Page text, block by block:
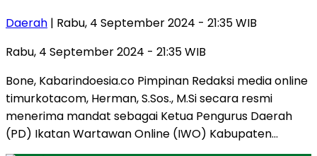
Daerah | Rabu, 4 September 2024 - 21:35 WIB
Rabu, 4 September 2024 - 21:35 WIB
Bone, Kabarindoesia.co Pimpinan Redaksi media online
timurkotacom, Herman, S.Sos., M.Si secara resmi
menerima mandat sebagai Ketua Pengurus Daerah
(PD) Ikatan Wartawan Online (IWO) Kabupaten…